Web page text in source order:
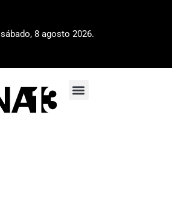
sábado, 8 agosto 2026.